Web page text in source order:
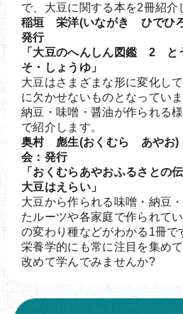
で、大豆に関する本を2冊紹介
稲垣 栄洋(いながき ひでひ
発行
「大豆のへんしん図鑑 2 と
そ・しょうゆ」
大豆はさまざまな形に変化し
に欠かせないものとなってい
納豆・味噌・醤油が作られる
で紹介します。
奥村 彪生(おくむら あやお)
会：発行
「おくむらあやおふるさと
大豆はえらい」
大豆から作られる味噌・納豆
たルーツや各家庭で作られて
の変わり種などがわかる1冊で
栄養学的にも常に注目を集め
改めて学んでみませんか?